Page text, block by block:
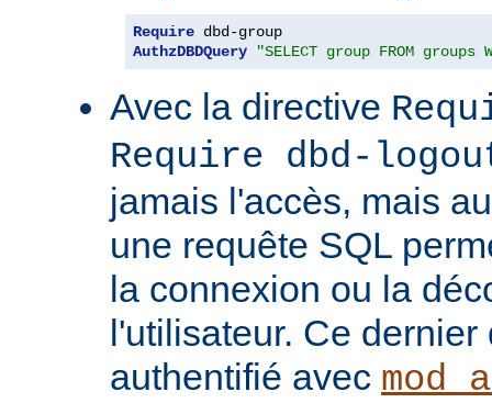
Require
AuthzDBDQuery
"SELECT group FROM groups
Avec la directive
Require dbd-
jamais l'accès, mais
une requête SQL
la connexion ou la
l'utilisateur. Ce
authentifié avec